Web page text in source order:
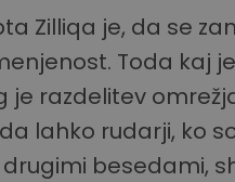
Zilliqa je, da se
Toda kaj
razdelitev
lahko rudarji, ko
besedami,